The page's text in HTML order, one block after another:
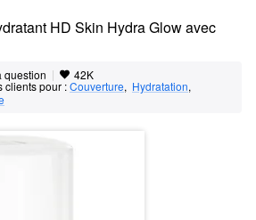
HD Skin Hydra Glow avec
question | 42K
clients pour :Couverture, Hydratation,